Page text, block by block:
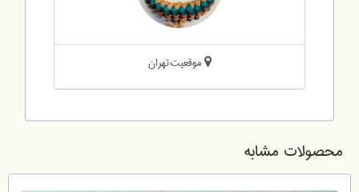
موقعیت:تهران
محصولات مشابه